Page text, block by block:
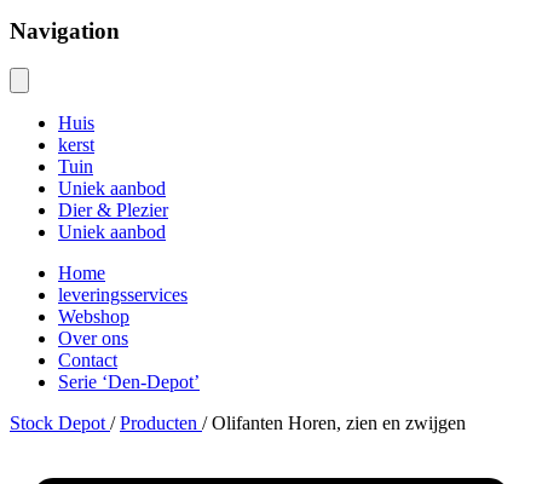
Navigation
Huis
kerst
Tuin
Uniek aanbod
Dier & Plezier
Uniek aanbod
Home
leveringsservices
Webshop
Over ons
Contact
Serie ‘Den-Depot’
Stock Depot /Producten /Olifanten Horen, zien en zwijgen